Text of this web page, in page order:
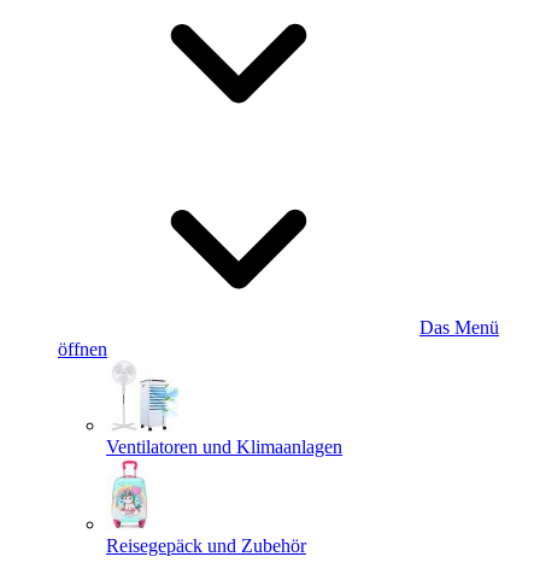
Das Menü
öffnen
Ventilatoren und Klimaanlagen
Reisegepäck und Zubehör